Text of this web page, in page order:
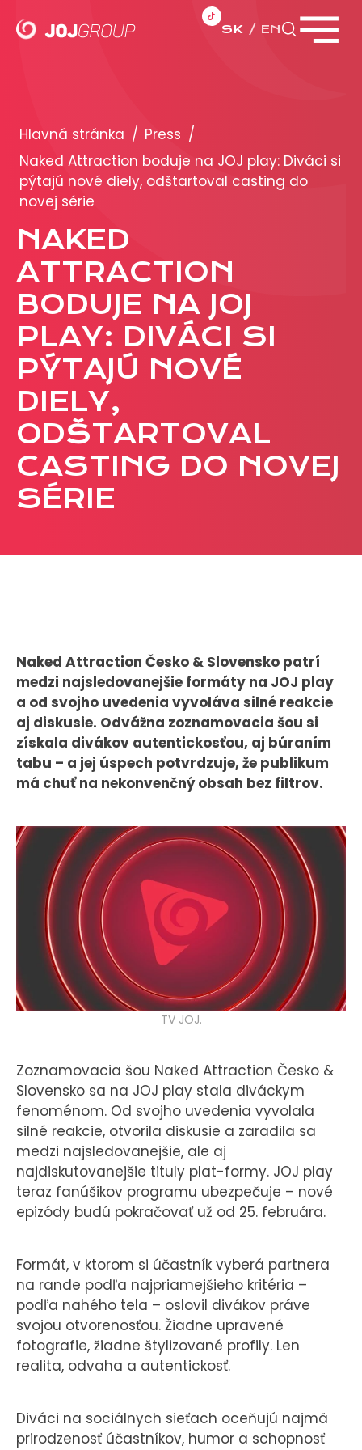
SK EN
Brandy
Produkty
PRODUKCIA
REKLAMA
Viac o reklamných formátoch
Obchodné podmienky
Prezentácia 2026
CASE STUDIES
O NÁS
Tím
Kariéra
KONTAKT
Hlavná stránka / Press /
Naked Attraction boduje na JOJ play: Diváci si
pýtajú nové diely, odštartoval casting do
novej série
NAKED
ATTRACTION
BODUJE NA JOJ
PLAY: DIVÁCI SI
PÝTAJÚ NOVÉ
DIELY,
ODŠTARTOVAL
CASTING DO NOVEJ
SÉRIE
Naked Attraction Česko & Slovensko patrí
medzi najsledovanejšie formáty na JOJ play
a od svojho uvedenia vyvoláva silné reakcie
aj diskusie. Odvážna zoznamovacia šou si
získala divákov autentickosťou, aj búraním
tabu – a jej úspech potvrdzuje, že publikum
má chuť na nekonvenčný obsah bez filtrov.
TV JOJ.
Zoznamovacia šou Naked Attraction Česko &
Slovensko sa na JOJ play stala diváckym
fenoménom. Od svojho uvedenia vyvolala
silné reakcie, otvorila diskusie a zaradila sa
medzi najsledovanejšie, ale aj
najdiskutovanejšie tituly plat-formy. JOJ play
teraz fanúšikov programu ubezpečuje – nové
epizódy budú pokračovať už od 25. februára.
Formát, v ktorom si účastník vyberá partnera
na rande podľa najpriamejšieho kritéria –
podľa nahého tela – oslovil divákov práve
svojou otvorenosťou. Žiadne upravené
fotografie, žiadne štylizované profily. Len
realita, odvaha a autentickosť.
Diváci na sociálnych sieťach oceňujú najmä
prirodzenosť účastníkov, humor a schopnosť